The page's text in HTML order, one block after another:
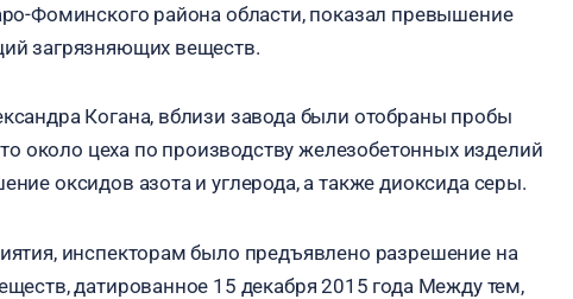
Фоминского района области, показал превышение
загрязняющих веществ.
Когана, вблизи завода были отобраны пробы
около цеха по производству железобетонных изделий
оксидов азота и углерода, а также диоксида серы.
инспекторам было предъявлено разрешение на
датированное 15 декабря 2015 года Между тем,